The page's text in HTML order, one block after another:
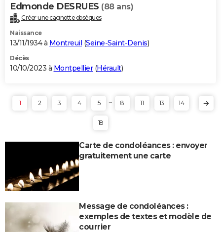
Edmonde DESRUES (88 ans)
Créer une cagnotte obsèques
Naissance
13/11/1934 à Montreuil (Seine-Saint-Denis)
Décès
10/10/2023 à Montpellier(Hérault)
1 2 3 4 5 ... 8 11 13 14
18
Carte de condoléances : envoyer
gratuitement une carte
Message de condoléances :
exemples de textes et modèle de
courrier